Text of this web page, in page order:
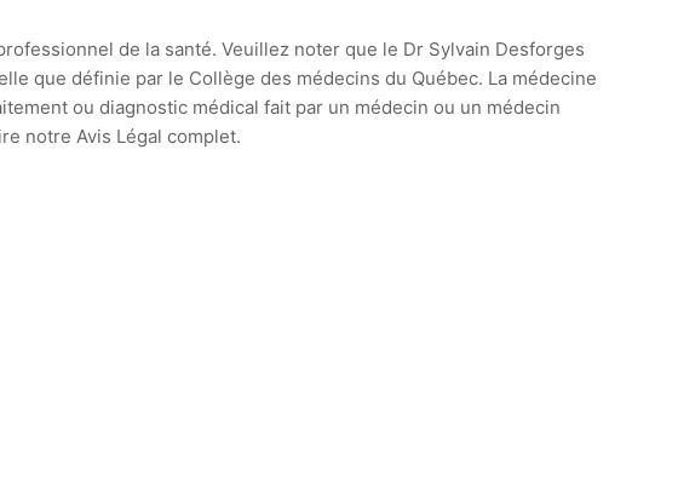
de la santé. Veuillez noter que le Dr Sylvain Desforges
que définie par le Collège des médecins du Québec. La médecine
ou diagnostic médical fait par un médecin ou un médecin
notre Avis Légal complet.